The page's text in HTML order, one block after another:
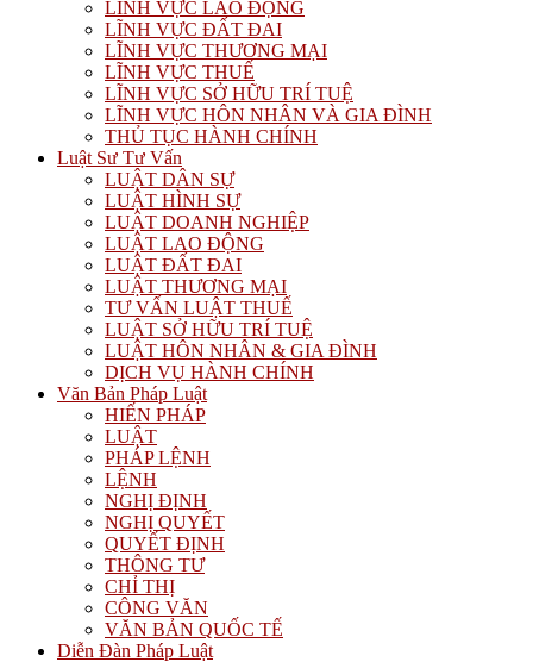
LĨNH VỰC LAO ĐỘNG
LĨNH VỰC ĐẤT ĐAI
LĨNH VỰC THƯƠNG MẠI
LĨNH VỰC THUẾ
LĨNH VỰC SỞ HỮU TRÍ TUỆ
LĨNH VỰC HÔN NHÂN VÀ GIA ĐÌNH
THỦ TỤC HÀNH CHÍNH
Luật Sư Tư Vấn
LUẬT DÂN SỰ
LUẬT HÌNH SỰ
LUẬT DOANH NGHIỆP
LUẬT LAO ĐỘNG
LUẬT ĐẤT ĐAI
LUẬT THƯƠNG MẠI
TƯ VẤN LUẬT THUẾ
LUẬT SỞ HỮU TRÍ TUỆ
LUẬT HÔN NHÂN & GIA ĐÌNH
DỊCH VỤ HÀNH CHÍNH
Văn Bản Pháp Luật
HIẾN PHÁP
LUẬT
PHÁP LỆNH
LỆNH
NGHỊ ĐỊNH
NGHỊ QUYẾT
QUYẾT ĐỊNH
THÔNG TƯ
CHỈ THỊ
CÔNG VĂN
VĂN BẢN QUỐC TẾ
Diễn Đàn Pháp Luật